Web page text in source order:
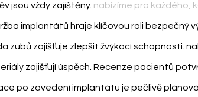
jsou vždy zajištěny. nabízíme pro každého,
implantátů hraje klíčovou roli bezpečný
zubů zajišťuje zlepšit žvýkací schopnosti.
zajišťují úspěch. Recenze pacientů
po zavedení implantátu je pečlivě